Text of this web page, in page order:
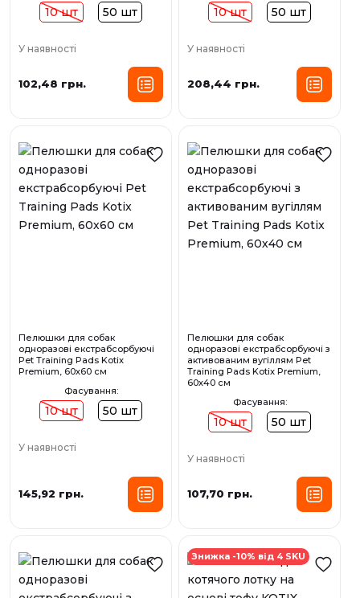
10 шт 50 шт
У наявності
102,48 грн.
10 шт 50 шт
У наявності
208,44 грн.
Пелюшки для собак
одноразові екстрабсорбуючі
Pet Training Pads Kotix
Premium, 60х60 см
Фасування:
10 шт 50 шт
У наявності
145,92 грн.
Пелюшки для собак
одноразові екстрабсорбуючі з
активованим вугіллям Pet
Training Pads Kotix Premium,
60х40 см
Фасування:
10 шт 50 шт
У наявності
107,70 грн.
Знижка -10% від 4 SKU